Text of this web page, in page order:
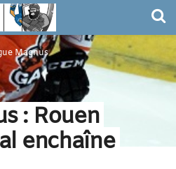
Magnus
: Rouen
enchaîne